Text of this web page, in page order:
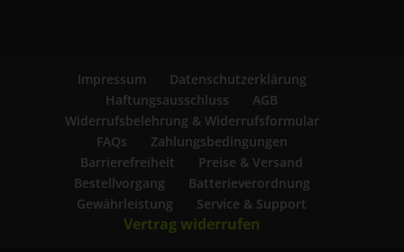
Impressum
Datenschutzerklärung
Haftungsausschluss
AGB
Widerrufsbelehrung & Widerrufsformular
FAQs
Zahlungsbedingungen
Barrierefreiheit
Preise & Versand
Bestellvorgang
Batterieverordnung
Gewährleistung
Service & Support
Vertrag widerrufen